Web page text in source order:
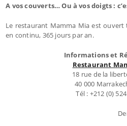
A vos couverts… Ou à vos doigts :
Le restaurant Mamma Mia est
en continu, 365 jours par an.
Informations et
Restaurant
18 rue de la
40 000
Tél : +212 (0)